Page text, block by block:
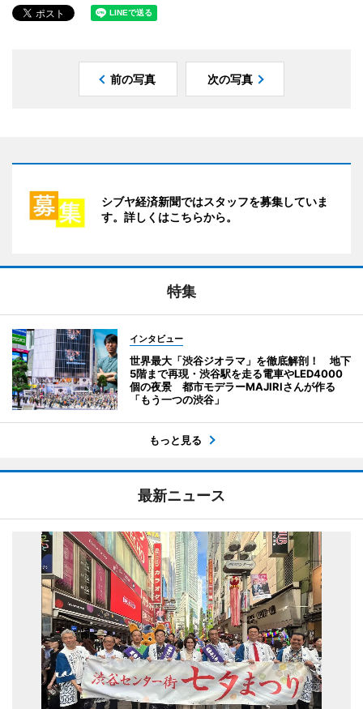
前の写真 次の写真
シブヤ経済新聞ではスタッフを募集していま
す。詳しくはこちらから。
特集
インタビュー
世界最大「渋谷ジオラマ」を徹底解剖！ 地下
5階まで再現・渋谷駅を走る電車やLED4000
個の夜景 都市モデラーMAJIRIさんが作る
「もう一つの渋谷」
もっと見る
最新ニュース